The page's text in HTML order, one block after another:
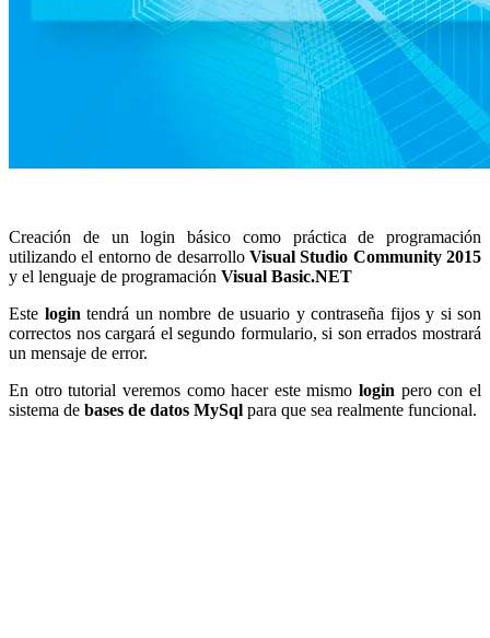
Creación de un login básico como práctica de programación
utilizando el entorno de desarrollo Visual Studio Community 2015
y el lenguaje de programación Visual Basic.NET
Este login tendrá un nombre de usuario y contraseña fijos y si son
correctos nos cargará el segundo formulario, si son errados mostrará
un mensaje de error.
En otro tutorial veremos como hacer este mismologin pero con el
sistema de bases de datos MySql para que sea realmente funcional.